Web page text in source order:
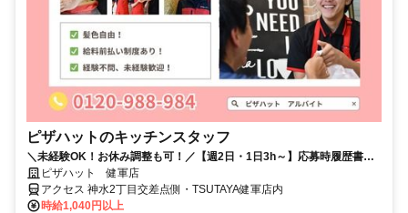
ピザハットのキッチンスタッフ
＼未経験OK！お休み調整も可！／【週2日・1日3h～】応募時履歴書不
要！ピザハット 健軍店
アクセス 神水2丁目交差点側・TSUTAYA健軍店内
時給1,040円以上